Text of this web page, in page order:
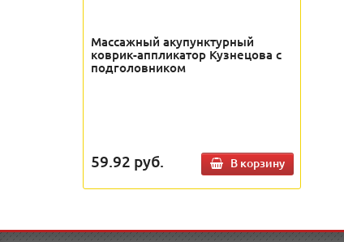
Массажный акупунктурный
коврик-аппликатор Кузнецова с
подголовником
59.92 руб. В корзину